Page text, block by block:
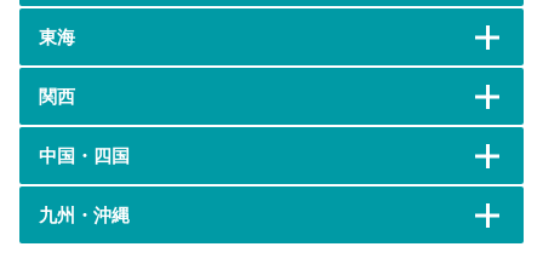
東海
関西
中国・四国
九州・沖縄